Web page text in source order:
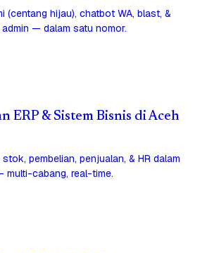
(centang hijau), chatbot WA, blast, &
— dalam satu nomor.
ERP & Sistem Bisnis di Aceh
pembelian, penjualan, & HR dalam
multi-cabang, real-time.